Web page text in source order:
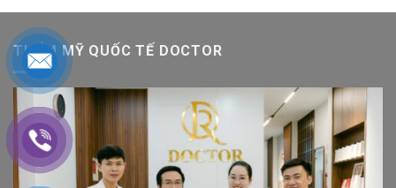
THẨM MỸ QUỐC TẾ DOCTOR